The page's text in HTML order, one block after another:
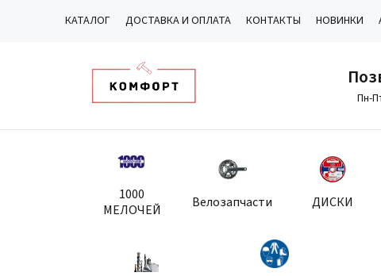
КАТАЛОГ ДОСТАВКА И ОПЛАТА КОНТАКТЫ НОВИНКИ
Пн-
1000
МЕЛОЧЕЙ
Велозапчасти ДИСКИ